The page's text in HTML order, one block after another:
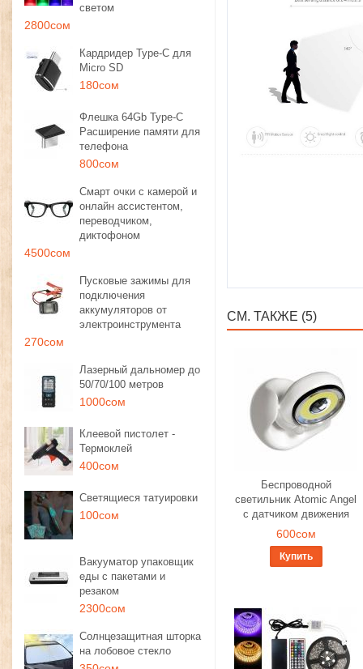
светом
2800сом
Кардридер Type-C для
Micro SD
180сом
Флешка 64Gb Type-C
Расширение памяти для
телефона
800сом
Смарт очки с камерой и
онлайн ассистентом,
переводчиком,
диктофоном
4500сом
Пусковые зажимы для
подключения
аккумуляторов от
электроинструмента
270сом
Лазерный дальномер до
50/70/100 метров
1000сом
Клеевой пистолет -
Термоклей
400сом
Светящиеся татуировки
100сом
Вакууматор упаковщик
еды с пакетами и
резаком
2300сом
Солнцезащитная шторка
на лобовое стекло
СМ. ТАКЖЕ (5)
Беспроводной
светильник Atomic Angel
с датчиком движения
600сом
Купить